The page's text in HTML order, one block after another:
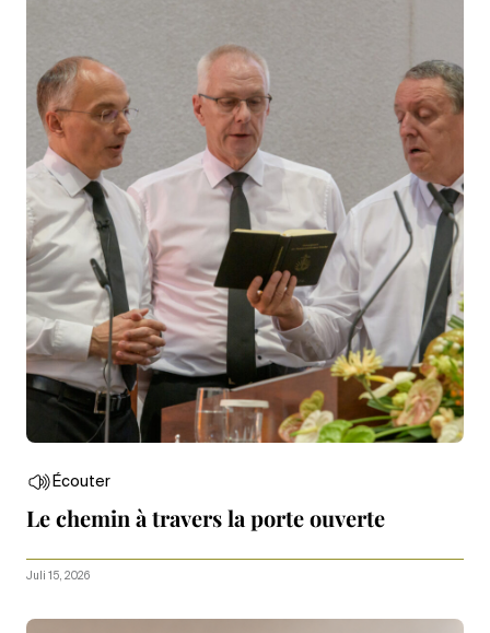
Écouter
Le chemin à travers la porte ouverte
Juli 15, 2026